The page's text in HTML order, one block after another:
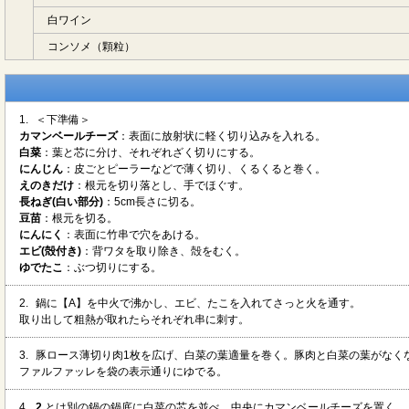
白ワイン
コンソメ（顆粒）
1.
＜下準備＞
カマンベールチーズ：表面に放射状に軽く切り込みを入れる。
白菜 ：葉と芯に分け、それぞれざく切りにする。
にんじん ：皮ごとピーラーなどで薄く切り、くるくると巻く。
えのきだけ ：根元を切り落とし、手でほぐす。
長ねぎ(白い部分) ：5cm長さに切る。
豆苗 ：根元を切る。
にんにく ：表面に竹串で穴をあける。
エビ(殻付き) ：背ワタを取り除き、殻をむく。
ゆでたこ ：ぶつ切りにする。
2. 鍋に【A】を中火で沸かし、エビ、たこを入れてさっと火を通す。
取り出して粗熱が取れたらそれぞれ串に刺す。
3.
豚ロース薄切り肉1枚を広げ、白菜の葉適量を巻く。豚肉と白菜の葉がなく
ファルファッレを袋の表示通りにゆでる。